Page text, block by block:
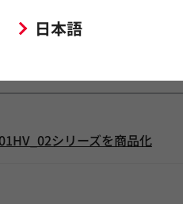
日本語
シリーズを商品化